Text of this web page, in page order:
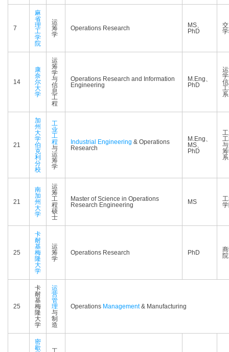
7
麻
省
理
工
学
院
运
筹
学
Operations Research
MS、
PhD
14
康
奈
尔
大
学
运
筹
学
与
信
息
工
程
Operations Research and Information
Engineering
M.Eng、
PhD
系
21
加
州
大
学
伯
克
利
分
校
工
业
工
程
与
运
筹
学
Industrial Engineering & Operations
Research
M.Eng、
MS、
PhD
系
21
南
加
州
大
学
运
筹
工
程
硕
士
Master of Science in Operations
Research Engineering
MS
25
卡
耐
基
梅
隆
大
学
运
筹
学
Operations Research PhD
院
25
卡
耐
基
梅
隆
大
学
运
营
管
理
与
制
造
Operations Management& Manufacturing
密
歇